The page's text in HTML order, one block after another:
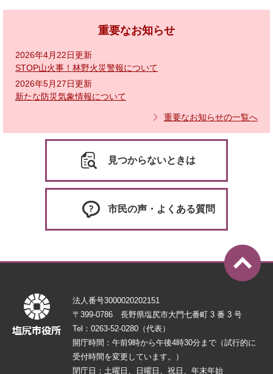
重要なお知らせ
2026年4月22日更新
STOP山火事！林野火災警報について
2026年5月27日更新
新たな防災気象情報について
重要なお知らせの一覧へ
見つからないときは
市民の声・よくある質問
法人番号3000020202151
〒399-0786 長野県塩尻市大門七番町 3 番 3 号
Tel：0263-52-0280（代表）
開庁時間：午前9時から午後4時30分まで（試行的に
受付時間を変更しています。）
閉庁日：土曜日、日曜日、祝日、年末年始